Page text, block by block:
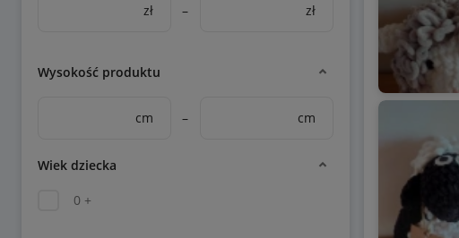
zł – zł
Wysokość produktu
cm – cm
Wiek dziecka
0 +